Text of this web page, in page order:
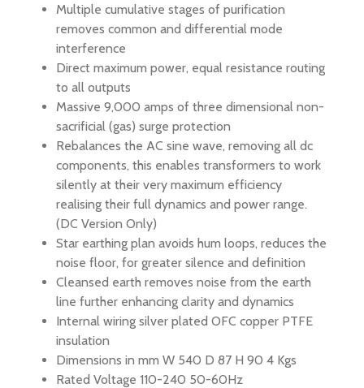
Multiple cumulative stages of purification
removes common and differential mode
interference
Direct maximum power, equal resistance routing
to all outputs
Massive 9,000 amps of three dimensional non-
sacrificial (gas) surge protection
Rebalances the AC sine wave, removing all dc
components, this enables transformers to work
silently at their very maximum efficiency
realising their full dynamics and power range.
(DC Version Only)
Star earthing plan avoids hum loops, reduces the
noise floor, for greater silence and definition
Cleansed earth removes noise from the earth
line further enhancing clarity and dynamics
Internal wiring silver plated OFC copper PTFE
insulation
Dimensions in mm W 540 D 87 H 90 4 Kgs
Rated Voltage 110-240 50-60Hz